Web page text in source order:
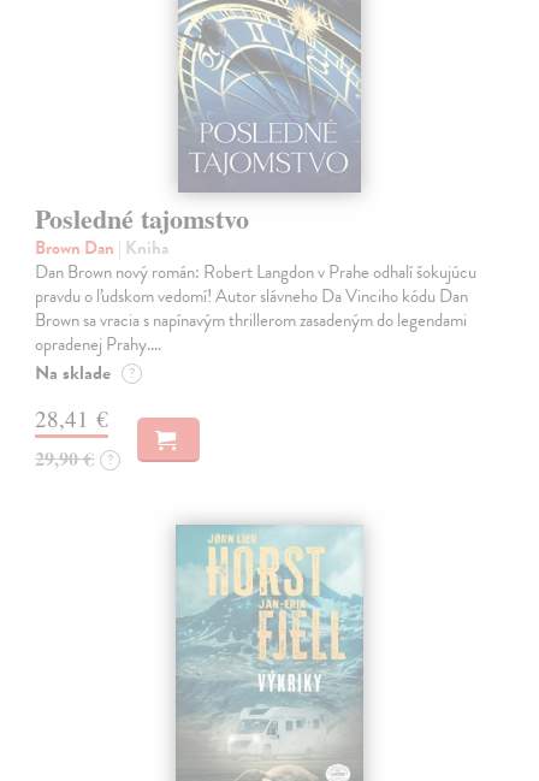
Posledné tajomstvo
Brown Dan | Kniha
Dan Brown nový román: Robert Langdon v Prahe odhalí šokujúcu
pravdu o ľudskom vedomí! Autor slávneho Da Vinciho kódu Dan
Brown sa vracia s napínavým thrillerom zasadeným do legendami
opradenej Prahy.…
Na sklade ?
28,41 €
29,90 € ?